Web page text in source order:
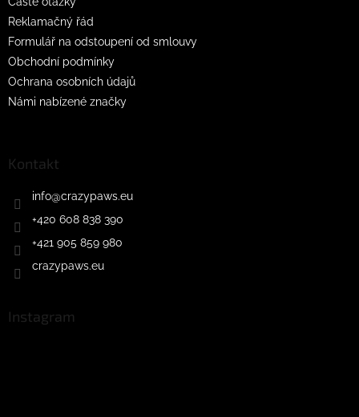
Reklamačný řád
Formulář na odstoupení od smlouvy
Obchodní podmínky
Ochrana osobních údajů
Námi nabízené značky
Kontakt
info@crazypaws.eu
+420 608 838 390
+421 905 859 980
crazypaws.eu
Instagram